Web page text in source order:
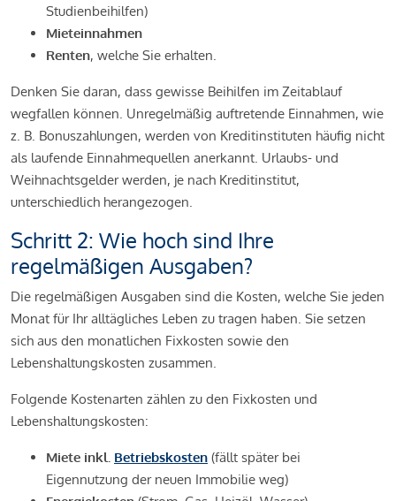
Studienbeihilfen)
Mieteinnahmen
Renten, welche Sie erhalten.
Denken Sie daran, dass gewisse Beihilfen im Zeitablauf
wegfallen können. Unregelmäßig auftretende Einnahmen, wie
z. B. Bonuszahlungen, werden von Kreditinstituten häufig nicht
als laufende Einnahmequellen anerkannt. Urlaubs- und
Weihnachtsgelder werden, je nach Kreditinstitut,
unterschiedlich herangezogen.
Schritt 2: Wie hoch sind Ihre
regelmäßigen Ausgaben?
Die regelmäßigen Ausgaben sind die Kosten, welche Sie jeden
Monat für Ihr alltägliches Leben zu tragen haben. Sie setzen
sich aus den monatlichen Fixkosten sowie den
Lebenshaltungskosten zusammen.
Folgende Kostenarten zählen zu den Fixkosten und
Lebenshaltungskosten:
Miete inkl. Betriebskosten (fällt später bei
Eigennutzung der neuen Immobilie weg)